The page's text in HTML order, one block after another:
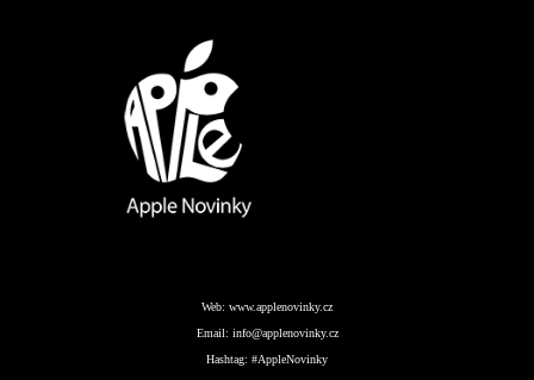
Web: www.applenovinky.cz
Email: info@applenovinky.cz
Hashtag: #AppleNovinky